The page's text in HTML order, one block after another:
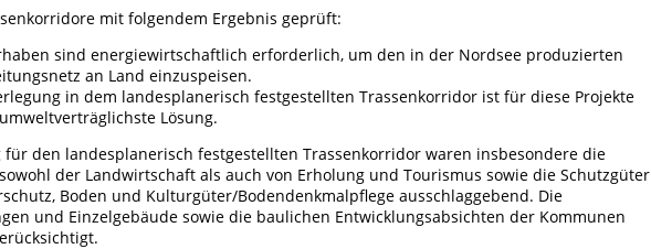
mit folgendem Ergebnis geprüft:
sind energiewirtschaftlich erforderlich, um den in der Nordsee produzierten
an Land einzuspeisen.
in dem landesplanerisch festgestellten Trassenkorridor ist für diese Projekte
Lösung.
für den landesplanerisch festgestellten Trassenkorridor waren insbesondere die
der Landwirtschaft als auch von Erholung und Tourismus sowie die Schutzgüter
Boden und Kulturgüter/Bodendenkmalpflege ausschlaggebend. Die
und Einzelgebäude sowie die baulichen Entwicklungsabsichten der Kommunen